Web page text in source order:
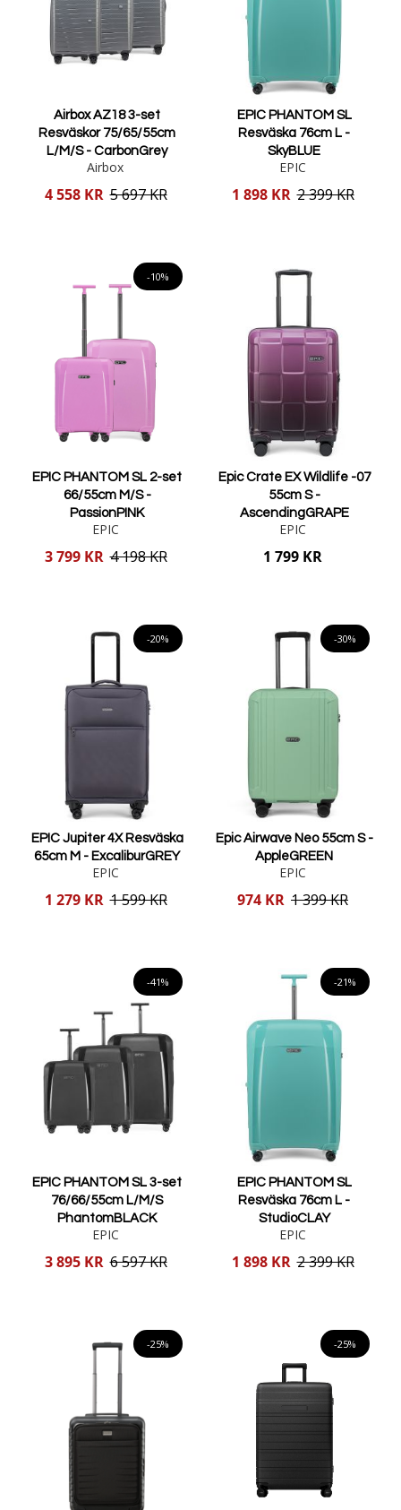
Airbox AZ18 3-set
Resväskor 75/65/55cm
L/M/S - CarbonGrey
Airbox
Reducerat
4 558 KR 5 697 KR
EPIC PHANTOM SL
Resväska 76cm L -
SkyBLUE
EPIC
Reducerat
1 898 KR 2 399 KR
-10%
EPIC PHANTOM SL 2-set
66/55cm M/S -
PassionPINK
EPIC
Reducerat
3 799 KR 4 198 KR
Epic Crate EX Wildlife -07
55cm S -
AscendingGRAPE
EPIC
1 799 KR
-20%
EPIC Jupiter 4X Resväska
65cm M - ExcaliburGREY
EPIC
Reducerat
1 279 KR 1 599 KR
-30%
Epic Airwave Neo 55cm S -
AppleGREEN
EPIC
Reducerat
974 KR 1 399 KR
-41%
EPIC PHANTOM SL 3-set
76/66/55cm L/M/S
PhantomBLACK
EPIC
Reducerat
3 895 KR 6 597 KR
-21%
EPIC PHANTOM SL
Resväska 76cm L -
StudioCLAY
EPIC
Reducerat
1 898 KR 2 399 KR
-25% -25%